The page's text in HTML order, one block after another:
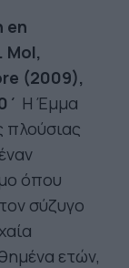
en
Mol,
(2009),
Η Έμμα
πλούσιας
όπου
σύζυγο
ετών,